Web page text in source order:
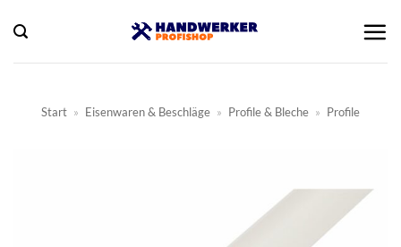
Inhalt
springen
Start » Eisenwaren & Beschläge » Profile & Bleche » Profile